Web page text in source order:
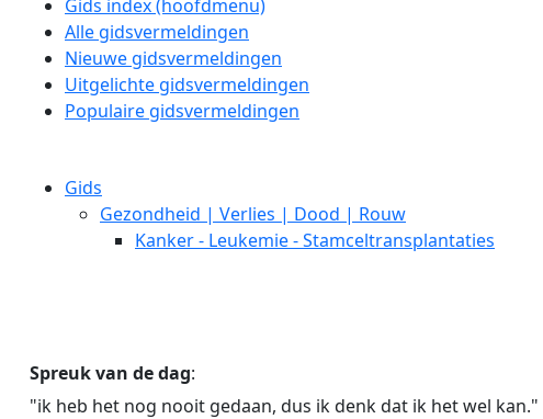
Gids index (hoofdmenu)
Alle gidsvermeldingen
Nieuwe gidsvermeldingen
Uitgelichte gidsvermeldingen
Populaire gidsvermeldingen
Gids
Gezondheid | Verlies | Dood | Rouw
Kanker - Leukemie - Stamceltransplantaties
Spreuk van de dag:
"ik heb het nog nooit gedaan, dus ik denk dat ik het wel kan."